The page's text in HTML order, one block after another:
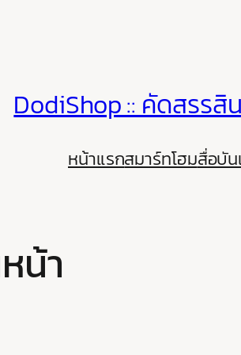
DodiShop :: คัดสรร
หน้าแรกสมาร์ทโฮมสื่อบัน
น้า